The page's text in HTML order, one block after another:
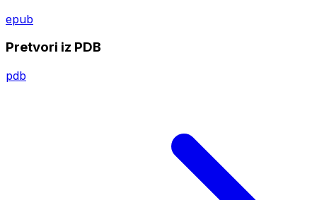
epub
Pretvori iz PDB
pdb